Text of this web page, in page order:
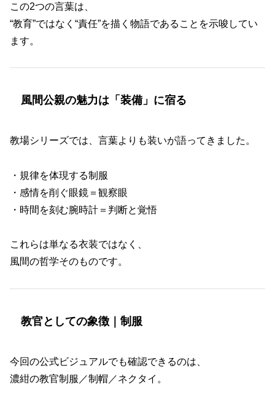
この2つの言葉は、
“教育”ではなく“責任”を描く物語であることを示唆してい
ます。
風間公親の魅力は「装備」に宿る
教場シリーズでは、言葉よりも装いが語ってきました。
・規律を体現する制服
・感情を削ぐ眼鏡＝観察眼
・時間を刻む腕時計＝判断と覚悟
これらは単なる衣装ではなく、
風間の哲学そのものです。
教官としての象徴｜制服
今回の公式ビジュアルでも確認できるのは、
濃紺の教官制服／制帽／ネクタイ。